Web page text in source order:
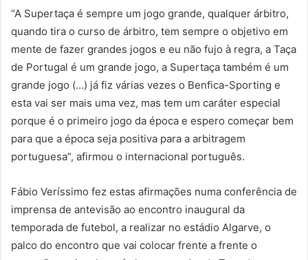
“A Supertaça é sempre um jogo grande, qualquer árbitro,
quando tira o curso de árbitro, tem sempre o objetivo em
mente de fazer grandes jogos e eu não fujo à regra, a Taça
de Portugal é um grande jogo, a Supertaça também é um
grande jogo (…) já fiz várias vezes o Benfica-Sporting e
esta vai ser mais uma vez, mas tem um caráter especial
porque é o primeiro jogo da época e espero começar bem
para que a época seja positiva para a arbitragem
portuguesa”, afirmou o internacional português.
Fábio Veríssimo fez estas afirmações numa conferência de
imprensa de antevisão ao encontro inaugural da
temporada de futebol, a realizar no estádio Algarve, o
palco do encontro que vai colocar frente a frente o